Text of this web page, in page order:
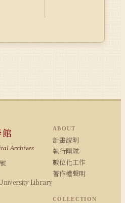
Archives
Library
ABOUT
計畫說明
執行團隊
數位化工作
著作權聲明
COLLECTION